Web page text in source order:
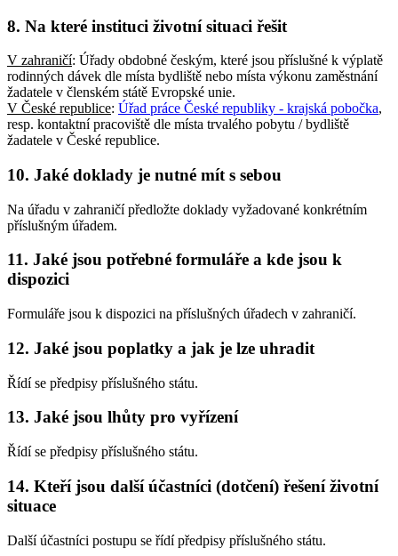
8. Na které instituci životní situaci řešit
V zahraničí: Úřady obdobné českým, které jsou příslušné k výplatě
rodinných dávek dle místa bydliště nebo místa výkonu zaměstnání
žadatele v členském státě Evropské unie.
V České republice: Úřad práce České republiky - krajská pobočka,
resp. kontaktní pracoviště dle místa trvalého pobytu / bydliště
žadatele v České republice.
10. Jaké doklady je nutné mít s sebou
Na úřadu v zahraničí předložte doklady vyžadované konkrétním
příslušným úřadem.
11. Jaké jsou potřebné formuláře a kde jsou k
dispozici
Formuláře jsou k dispozici na příslušných úřadech v zahraničí.
12. Jaké jsou poplatky a jak je lze uhradit
Řídí se předpisy příslušného státu.
13. Jaké jsou lhůty pro vyřízení
Řídí se předpisy příslušného státu.
14. Kteří jsou další účastníci (dotčení) řešení životní
situace
Další účastníci postupu se řídí předpisy příslušného státu.